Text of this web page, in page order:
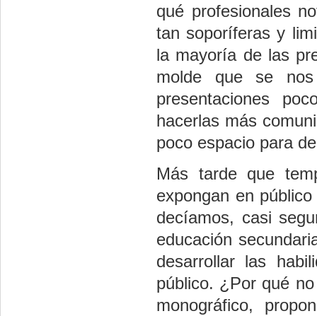
qué profesionales
tan soporíferas y
la mayoría de las
molde que se
presentaciones
hacerlas más
poco espacio para
Más tarde que
expongan en
decíamos, casi
educación
desarrollar las
público. ¿Por qué
monográfico,